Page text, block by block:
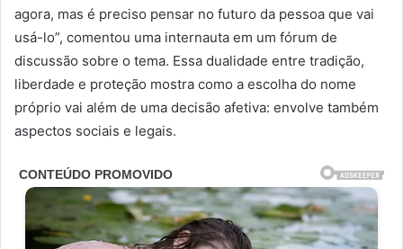
agora, mas é preciso pensar no futuro da pessoa que vai
usá-lo”, comentou uma internauta em um fórum de
discussão sobre o tema. Essa dualidade entre tradição,
liberdade e proteção mostra como a escolha do nome
próprio vai além de uma decisão afetiva: envolve também
aspectos sociais e legais.